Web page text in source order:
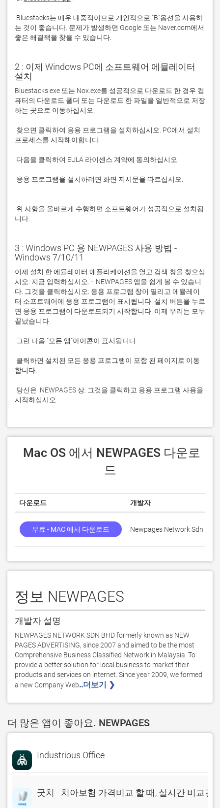
는 것이 좋습니다. 문제가 발생하면 Google 또는 Naver.com에서
좋은 해결책을 찾을 수 있습니다.
2 : 이제 Windows PC에 소프트웨어 에뮬레이터
설치
Bluestacks.exe 또는 Nox.exe를 성공적으로 다운로드 한 경우 컴
퓨터의 다운로드 폴더 또는 다운로드 한 파일을 일반적으로 저장
니다.
3 : Windows PC 용 NEWPAGES 사용 방법 -
Windows 7/10/11
이제 설치 한 에뮬레이터 애플리케이션을 열고 검색 창을 찾으십
시오. 지금 입력하십시오. -  NEWPAGES 앱을 쉽게 볼 수 있습니
다. 그것을 클릭하십시오. 응용 프로그램 창이 열리고 에뮬레이
터 소프트웨어에 응용 프로그램이 표시됩니다. 설치 버튼을 누르
면 응용 프로그램이 다운로드되기 시작합니다. 이제 우리는 모두
시작하십시오.
드
다운로드 개발자
무료 - MAC 에서 다운로드 Newpages Network Sdn Bhd
정보 NEWPAGES
개발자 설명
NEWPAGES NETWORK SDN BHD formerly known as NEW
PAGES ADVERTISING, since 2007 and aimed to be the most
Comprehensive Business Classified Network in Malaysia. To
provide a better solution for local business to market their
products and services on internet. Since year 2009, we formed
a new Company Web..더보기 ❯
더 많은 앱이 좋아요. NEWPAGES
Industrious Office
굿치 - 치아보험 가격비교 할 때, 실시간 비교견